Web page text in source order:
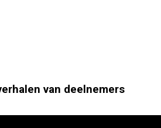
van deelnemers